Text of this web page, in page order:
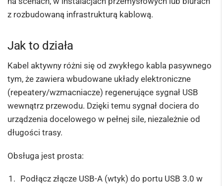
z rozbudowaną infrastrukturą kablową.
Jak to działa
Kabel aktywny różni się od zwykłego kabla pasywnego
tym, że zawiera wbudowane układy elektroniczne
(repeatery/wzmacniacze) regenerujące sygnał USB
wewnątrz przewodu. Dzięki temu sygnał dociera do
urządzenia docelowego w pełnej sile, niezależnie od
długości trasy.
Obsługa jest prosta:
Podłącz złącze USB-A (wtyk) do portu USB 3.0 w